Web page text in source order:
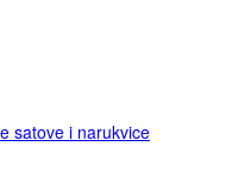
satove i narukvice